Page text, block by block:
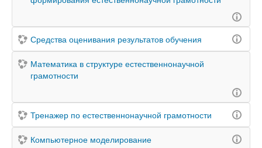
Средства оценивания результатов обучения
Математика в структуре естественнонаучной
грамотности
Тренажер по естественнонаучной грамотности
Компьютерное моделирование